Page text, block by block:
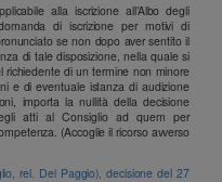
alla iscrizione all’Albo degli
di iscrizione per motivi di
se non dopo aver sentito il
di tale disposizione, nella quale si
di un termine non minore
e di eventuale istanza di audizione
importa la nullità della decisione
atti al Consiglio ad quem per
(Accoglie il ricorso avverso
rel. Del Paggio), decisione del 27